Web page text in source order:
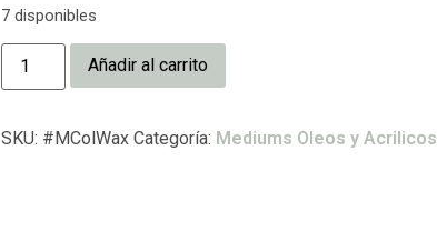
7 disponibles
Añadir al carrito
SKU: #MColWax Categoría: Mediums Oleos y Acrilicos